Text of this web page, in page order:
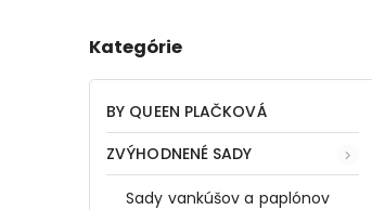
Kategórie
BY QUEEN PLAČKOVÁ
ZVÝHODNENÉ SADY
Sady vankúšov a paplónov